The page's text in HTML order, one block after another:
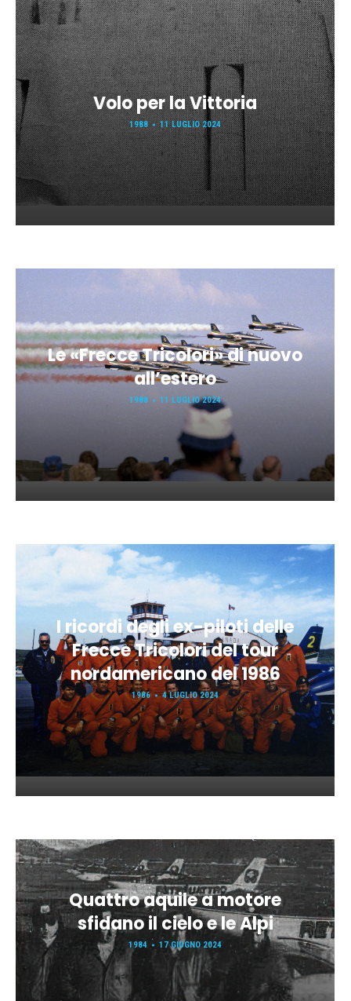
Volo per la Vittoria
1988 11 LUGLIO 2024
Le «Frecce Tricolori» di nuovo
all’estero
1988 11 LUGLIO 2024
I ricordi degli ex-piloti delle
Frecce Tricolori del tour
nordamericano del 1986
1986 4 LUGLIO 2024
Quattro aquile a motore
sfidano il cielo e le Alpi
1984 17 GIUGNO 2024